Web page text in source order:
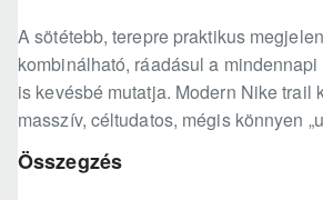
A sötétebb, terepre praktikus
kombinálható, ráadásul a
is kevésbé mutatja. Modern Nike trail
masszív, céltudatos, mégis könnyen
Összegzés